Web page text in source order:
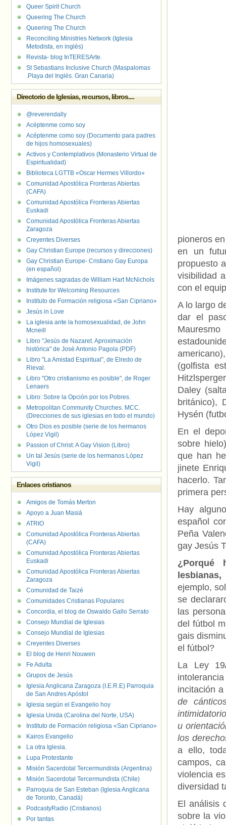
pioneros
en un
propuesto
visibilidad
con el
A lo largo
dar el
(golfista
Daley
británico),
Hysén
En el
sobre
que han
jinete
hacerlo.
primera
Hay
español
Peña
gay Jesús
¿Porqué
ejemplo,
se
las
del fútbol
gais
el fútbol?
La Ley
incitación
de
u
los
a ello,
campos,
violencia
diversidad
El análisis
sobre la
Queer Spirit Church
Queering The Church
Queering The Church
Reconciling Ministries Network (Iglesia
Metodista, en inglés)
Revista- blog InTERESArte.
St Sebastians Inclusive Church (Maspalomas
.Playa del Inglés. Gran Canaria)
Directorio de Iglesias, recursos, libros....
@reverendally
Acéptenme como soy
Acéptenme como soy (Documento para padres
de hijos homosexuales)
Activos y Contemplativos (Monasterio Virtual de
Espiritualidad)
Biblioteca LGTTB «Oscar Hermes Villordo»
Comunidad Apostólica Fronteras Abiertas
(CAFA)
Comunidad Apostólica Fronteras Abiertas
Euskadi
Comunidad Apostólica Fronteras Abiertas
Zaragoza
Creyentes Diverses
Gay Christian Europe (recursos y direcciones)
Gay Christian Europe- Cristiano Gay Europa
(en español)
Imágenes sagradas de William Hart McNichols
Institute for Welcoming Resources
Instituto de Formación religiosa «San Cipriano»
Jesús in Love
La iglesia ante la homosexualidad, de John
Mcneill
Libro "Jesús de Nazaret. Aproximación
histórica" de José Antonio Pagola (PDF)
Libro "La Amistad Espiritual", de Elredo de
Rieval.
Libro "Otro cristianismo es posible", de Roger
Lenaers
Libro: Sobre la Opción por los Pobres.
Metropolitan Community Churches. MCC.
(Direcciones de sus iglesias en todo el mundo)
Otro Dios es posible (serie de los hermanos
López Vigil)
Passion of Christ: A Gay Vision (Libro)
Un tal Jesús (serie de los hermanos López
Vigil)
Enlaces cristianos
Amigos de Tomás Merton
Apoyo a Juan Masiá
ATRIO
Comunidad Apostólica Fronteras Abiertas
(CAFA)
Comunidad Apostólica Fronteras Abiertas
Euskadi
Comunidad Apostólica Fronteras Abiertas
Zaragoza
Comunidad de Taizé
Comunidades Cristianas Populares
Concordia, el blog de Oswaldo Gallo Serrato
Consejo Mundial de Iglesias
Consejo Mundial de Iglesias
Creyentes Diverses
El blog de Henri Nouwen
Fe Adulta
Grupos de Jesús
Iglesia Anglicana Zaragoza (I.E.R.E) Parroquia
de San Andres Apóstol
Iglesia según el Evangelio hoy
Iglesia Unida (Carolina del Norte, USA)
Instituto de Formación religiosa «San Cipriano»
Kairos Evangelio
La otra Iglesia.
Lupa Protestante
Misión Sacerdotal Tercermundista (Argentina)
Misión Sacerdotal Tercermundista (Chile)
Parroquia de San Esteban (Iglesia Anglicana
de Toronto, Canadá)
PodcastyRadio (Cristianos)
Por tantas